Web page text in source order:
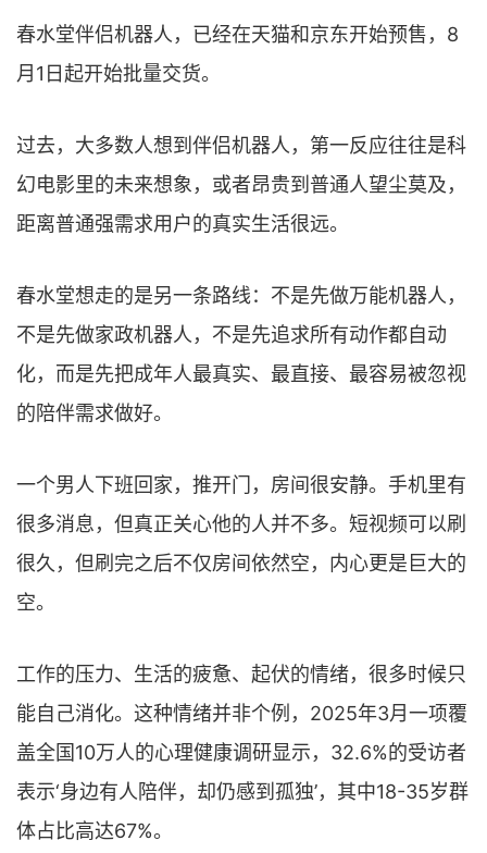
春水堂伴侣机器人，已经在天猫和京东开始预售，8
月1日起开始批量交货。
过去，大多数人想到伴侣机器人，第一反应往往是科
幻电影里的未来想象，或者昂贵到普通人望尘莫及，
距离普通强需求用户的真实生活很远。
春水堂想走的是另一条路线：不是先做万能机器人，
不是先做家政机器人，不是先追求所有动作都自动
化，而是先把成年人最真实、最直接、最容易被忽视
的陪伴需求做好。
一个男人下班回家，推开门，房间很安静。手机里有
很多消息，但真正关心他的人并不多。短视频可以刷
很久，但刷完之后不仅房间依然空，内心更是巨大的
空。
工作的压力、生活的疲惫、起伏的情绪，很多时候只
能自己消化。这种情绪并非个例，2025年3月一项覆
盖全国10万人的心理健康调研显示，32.6%的受访者
表示‘身边有人陪伴，却仍感到孤独’，其中18-35岁群
体占比高达67%。